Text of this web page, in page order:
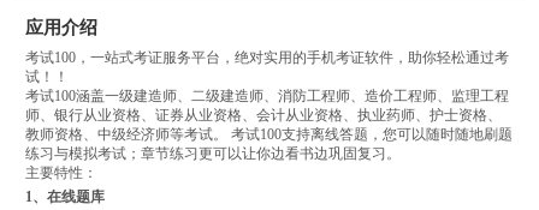
应用介绍
考试100，一站式考证服务平台，绝对实用的手机考证软件，助你轻松通过考
试！！
考试100涵盖一级建造师、二级建造师、消防工程师、造价工程师、监理工程
师、银行从业资格、证券从业资格、会计从业资格、执业药师、护士资格、
教师资格、中级经济师等考试。 考试100支持离线答题，您可以随时随地刷题
练习与模拟考试；章节练习更可以让你边看书边巩固复习。
主要特性：
1、在线题库